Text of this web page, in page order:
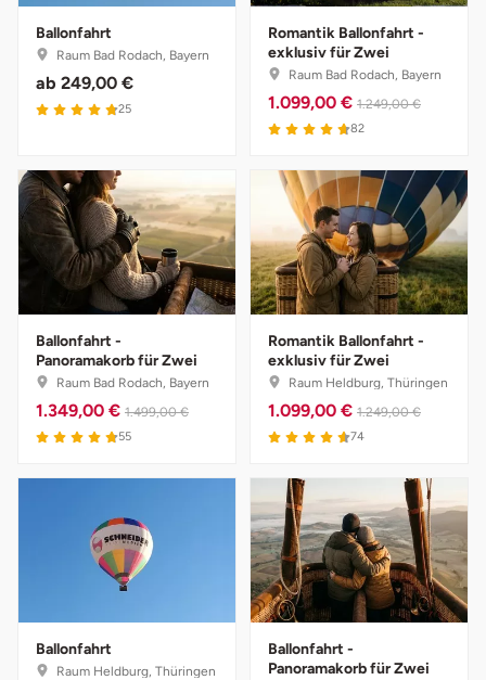
Ballonfahrt
Raum Bad Rodach, Bayern
ab 249,00 €
25
Romantik Ballonfahrt -
exklusiv für Zwei
Raum Bad Rodach, Bayern
1.099,00 € 1.249,00 €
82
Ballonfahrt -
Panoramakorb für Zwei
Raum Bad Rodach, Bayern
1.349,00 € 1.499,00 €
55
Romantik Ballonfahrt -
exklusiv für Zwei
Raum Heldburg, Thüringen
1.099,00 € 1.249,00 €
74
Ballonfahrt
Raum Heldburg, Thüringen
Ballonfahrt -
Panoramakorb für Zwei